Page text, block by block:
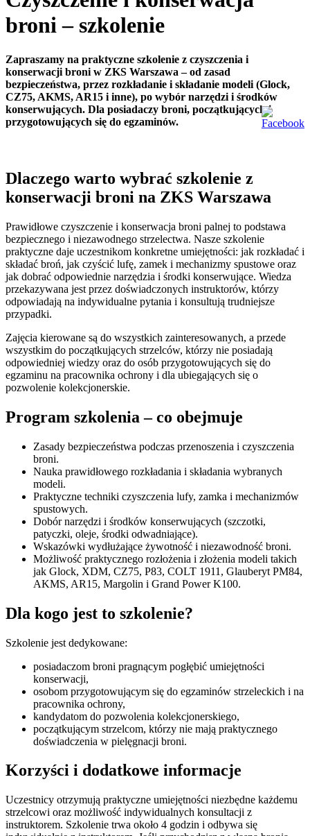
broni – szkolenie
Zapraszamy na praktyczne szkolenie z czyszczenia i
konserwacji broni w ZKS Warszawa – od zasad
bezpieczeństwa, przez rozkładanie i składanie modeli (Glock,
CZ75, AKMS, AR15 i inne), po wybór narzędzi i środków
konserwujących. Dla posiadaczy broni, początkujących i
przygotowujących się do egzaminów.
Dlaczego warto wybrać szkolenie z
konserwacji broni na ZKS Warszawa
Prawidłowe czyszczenie i konserwacja broni palnej to podstawa
bezpiecznego i niezawodnego strzelectwa. Nasze szkolenie
praktyczne daje uczestnikom konkretne umiejętności: jak rozkładać i
składać broń, jak czyścić lufę, zamek i mechanizmy spustowe oraz
jak dobrać odpowiednie narzędzia i środki konserwujące. Wiedza
przekazywana jest przez doświadczonych instruktorów, którzy
odpowiadają na indywidualne pytania i konsultują trudniejsze
przypadki.
Zajęcia kierowane są do wszystkich zainteresowanych, a przede
wszystkim do początkujących strzelców, którzy nie posiadają
odpowiedniej wiedzy oraz do osób przygotowujących się do
egzaminu na pracownika ochrony i dla ubiegających się o
pozwolenie kolekcjonerskie.
Program szkolenia – co obejmuje
Zasady bezpieczeństwa podczas przenoszenia i czyszczenia
broni.
Nauka prawidłowego rozkładania i składania wybranych
modeli.
Praktyczne techniki czyszczenia lufy, zamka i mechanizmów
spustowych.
Dobór narzędzi i środków konserwujących (szczotki,
patyczki, oleje, środki odwadniające).
Wskazówki wydłużające żywotność i niezawodność broni.
Możliwość praktycznego rozłożenia i złożenia modeli takich
jak Glock, XDM, CZ75, P83, COLT 1911, Glauberyt PM84,
AKMS, AR15, Margolin i Grand Power K100.
Dla kogo jest to szkolenie?
Szkolenie jest dedykowane:
posiadaczom broni pragnącym pogłębić umiejętności
konserwacji,
osobom przygotowującym się do egzaminów strzeleckich i na
pracownika ochrony,
kandydatom do pozwolenia kolekcjonerskiego,
początkującym strzelcom, którzy nie mają praktycznego
doświadczenia w pielęgnacji broni.
Korzyści i dodatkowe informacje
Uczestnicy otrzymują praktyczne umiejętności niezbędne każdemu
strzelcowi oraz możliwość indywidualnych konsultacji z
instruktorem. Szkolenie trwa około 4 godzin i odbywa się